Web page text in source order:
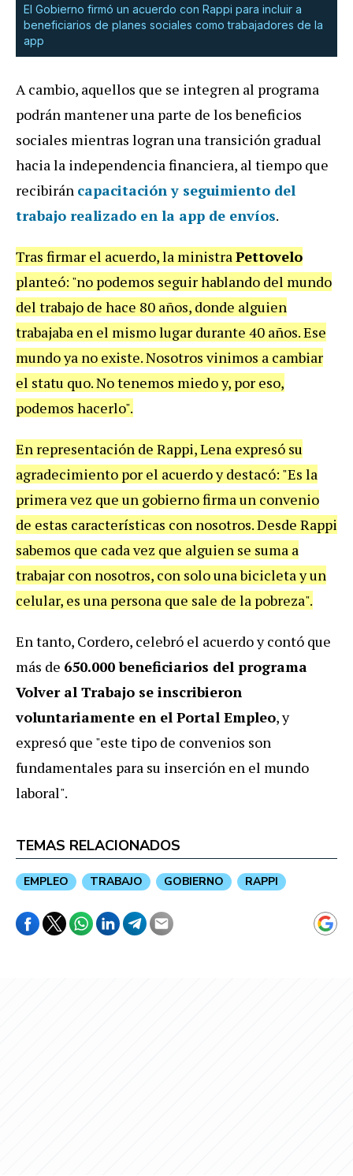
El Gobierno firmó un acuerdo con Rappi para incluir a
beneficiarios de planes sociales como trabajadores de la
app
A cambio, aquellos que se integren al programa
podrán mantener una parte de los beneficios
sociales mientras logran una transición gradual
hacia la independencia financiera, al tiempo que
recibirán capacitación y seguimiento del
trabajo realizado en la app de envíos.
Tras firmar el acuerdo, la ministraPettovelo
planteó: "no podemos seguir hablando del mundo
del trabajo de hace 80 años, donde alguien
trabajaba en el mismo lugar durante 40 años. Ese
mundo ya no existe. Nosotros vinimos a cambiar
el statu quo. No tenemos miedo y, por eso,
podemos hacerlo".
En representación de Rappi, Lena expresó su
agradecimiento por el acuerdo y destacó: "Es la
primera vez que un gobierno firma un convenio
de estas características con nosotros. Desde Rappi
sabemos que cada vez que alguien se suma a
trabajar con nosotros, con solo una bicicleta y un
celular, es una persona que sale de la pobreza".
En tanto, Cordero, celebró el acuerdo y contó que
más de 650.000 beneficiarios del programa
Volver al Trabajo se inscribieron
voluntariamente en el Portal Empleo, y
expresó que "este tipo de convenios son
fundamentales para su inserción en el mundo
laboral".
TEMAS RELACIONADOS
EMPLEO TRABAJO GOBIERNO RAPPI